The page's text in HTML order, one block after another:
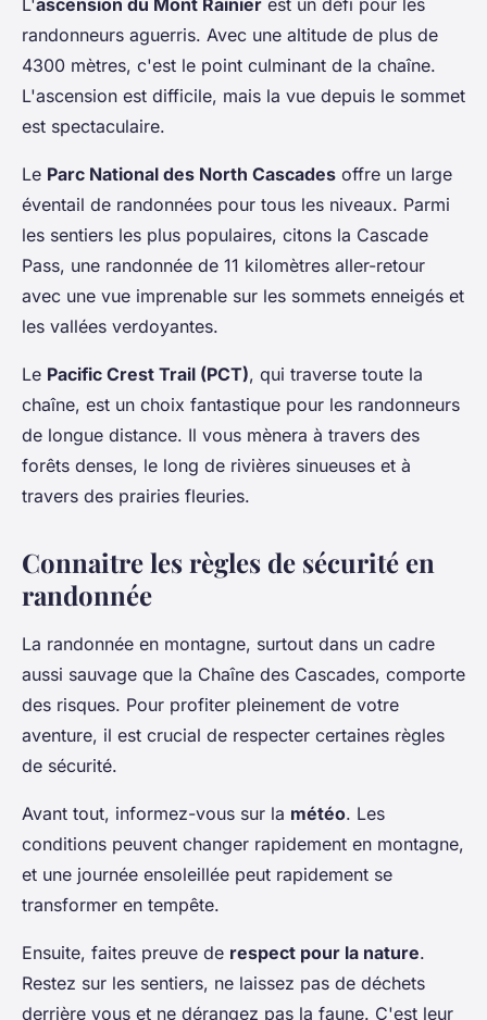
L'ascension du Mont Rainier est un défi pour les
randonneurs aguerris. Avec une altitude de plus de
4300 mètres, c'est le point culminant de la chaîne.
L'ascension est difficile, mais la vue depuis le sommet
est spectaculaire.
Le Parc National des North Cascades offre un large
éventail de randonnées pour tous les niveaux. Parmi
les sentiers les plus populaires, citons la Cascade
Pass, une randonnée de 11 kilomètres aller-retour
avec une vue imprenable sur les sommets enneigés et
les vallées verdoyantes.
Le Pacific Crest Trail (PCT), qui traverse toute la
chaîne, est un choix fantastique pour les randonneurs
de longue distance. Il vous mènera à travers des
forêts denses, le long de rivières sinueuses et à
travers des prairies fleuries.
Connaitre les règles de sécurité en
randonnée
La randonnée en montagne, surtout dans un cadre
aussi sauvage que la Chaîne des Cascades, comporte
des risques. Pour profiter pleinement de votre
aventure, il est crucial de respecter certaines règles
de sécurité.
Avant tout, informez-vous sur la météo. Les
conditions peuvent changer rapidement en montagne,
et une journée ensoleillée peut rapidement se
transformer en tempête.
Ensuite, faites preuve de respect pour la nature.
Restez sur les sentiers, ne laissez pas de déchets
derrière vous et ne dérangez pas la faune. C'est leur